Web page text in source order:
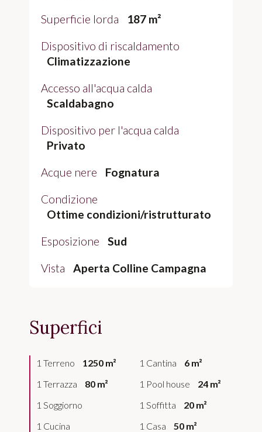
Superficie lorda
187 m²
Dispositivo di riscaldamento
Climatizzazione
Accesso all'acqua calda
Scaldabagno
Dispositivo per l'acqua calda
Privato
Acque nere
Fognatura
Condizione
Ottime condizioni/ristrutturato
Esposizione
Sud
Vista
Aperta Colline Campagna
Superfici
1 Terreno
1250 m²
1 Terrazza
80 m²
1 Soggiorno
1 Cucina
1 Cantina
6 m²
1 Pool house
24 m²
1 Soffitta
20 m²
1 Casa
50 m²